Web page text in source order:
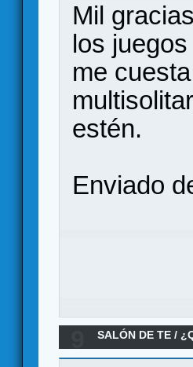
Mil
los
me
estén.
Enviado
SALÓN DE TE /